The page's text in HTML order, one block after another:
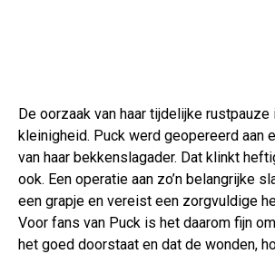
De oorzaak van haar tijdelijke rustpauze
kleinigheid. Puck werd geopereerd aan
van haar bekkenslagader. Dat klinkt
ook. Een operatie aan zo’n belangrijke
een grapje en vereist een zorgvuldige
Voor fans van Puck is het daarom fijn
het goed doorstaat en dat de wonden,